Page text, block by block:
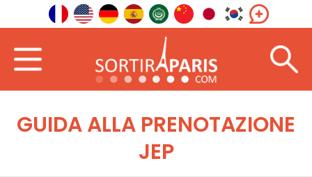
GUIDA ALLA PRENOTAZIONE
JEP